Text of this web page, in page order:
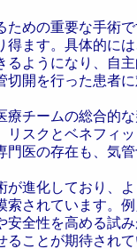
ための重要な手術
得ます。具体的に
るようになり、自
開を行った患者
療チームの総合的
スクとベネフィ
医の存在も、気
進化しており、
索されています。
安全性を高める試
ことが期待されて